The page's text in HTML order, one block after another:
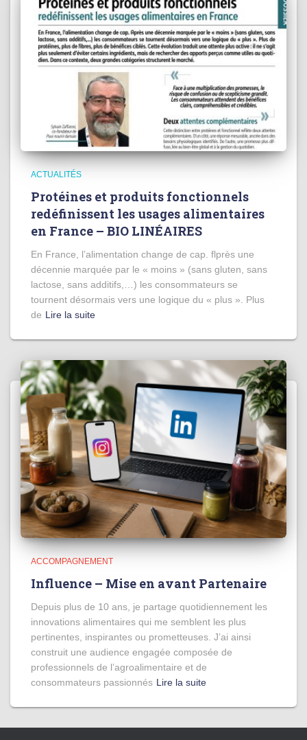
ACTUALITÉS
Protéines et produits fonctionnels
redéfinissent les usages alimentaires
en France – BIO LINÉAIRES
En France, l’alimentation change de cap. flprès une
décennie marquée par le « moins » (sans gluten, sans
lactose, sans additifs,…) les consommateurs se
tournent désormais vers une logique du « plus ». Plus
de Lire la suite
ACCOMPAGNEMENT
Influence – Mise en avant Partenaire
Depuis plus de 10 ans, je partage quotidiennement les
innovations alimentaires qui me semblent les plus
pertinentes, inspirantes ou prometteuses. J’ai ainsi
construit une audience engagée composée de
professionnels de l’agroalimentaire et de
consommateurs passionnés Lire la suite